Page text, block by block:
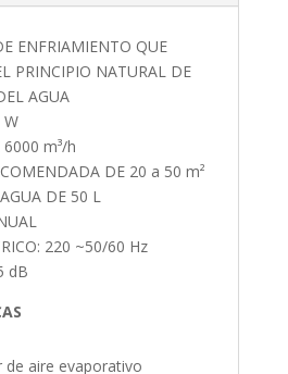
ENFRIAMIENTO QUE
PRINCIPIO NATURAL DE
AGUA
W
6000 m³/h
DE 20 a 50 m²
DE 50 L
220 ~50/60 Hz
dB
de aire evaporativo